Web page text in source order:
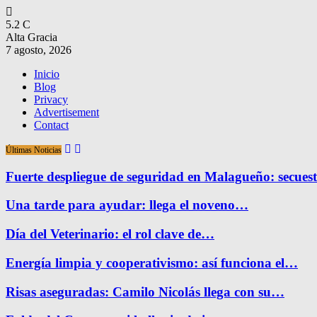
5.2 C
Alta Gracia
7 agosto, 2026
Inicio
Blog
Privacy
Advertisement
Contact
Últimas Noticias
Fuerte despliegue de seguridad en Malagueño:
Una tarde para ayudar: llega el noveno…
Día del Veterinario: el rol clave de…
Energía limpia y cooperativismo: así funciona el…
Risas aseguradas: Camilo Nicolás llega con su…